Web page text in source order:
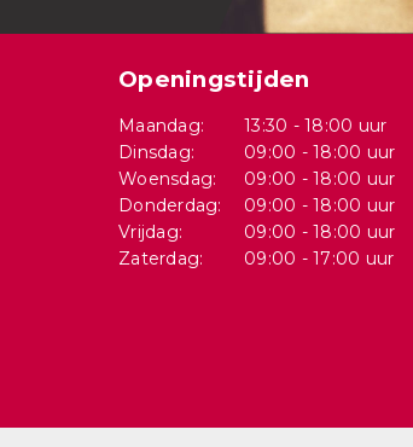
Openingstijden
Maandag:
13:30 - 18:00 uur
Dinsdag:
09:00 - 18:00 uur
Woensdag:
09:00 - 18:00 uur
Donderdag:
09:00 - 18:00 uur
Vrijdag:
09:00 - 18:00 uur
Zaterdag:
09:00 - 17:00 uur